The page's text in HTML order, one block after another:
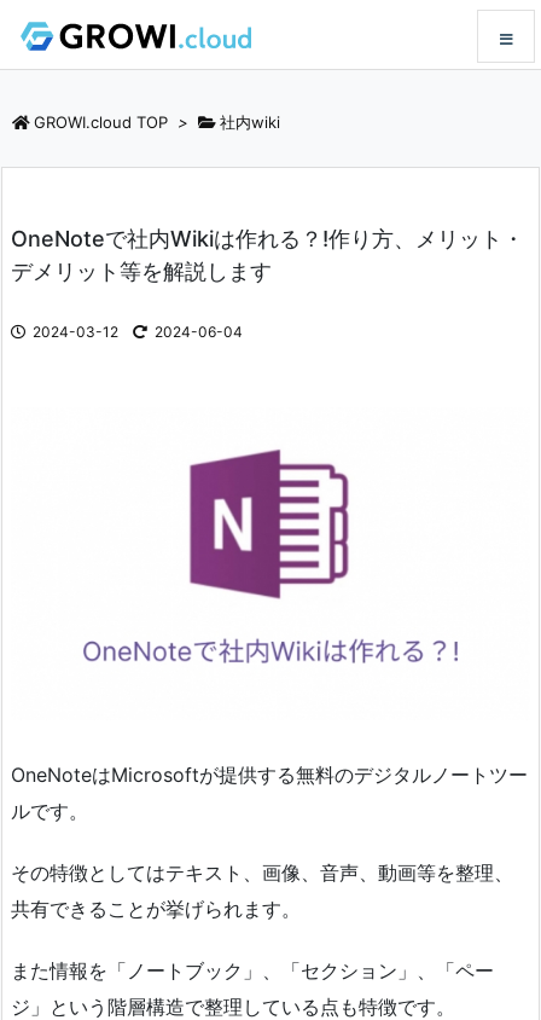
GROWI.cloud TOP > 社内wiki
OneNoteで社内Wikiは作れる？!作り方、メリット・
デメリット等を解説します
2024-03-12 2024-06-04
OneNoteはMicrosoftが提供する無料のデジタルノートツー
ルです。
その特徴としてはテキスト、画像、音声、動画等を整理、
共有できることが挙げられます。
また情報を「ノートブック」、「セクション」、「ペー
ジ」という階層構造で整理している点も特徴です。